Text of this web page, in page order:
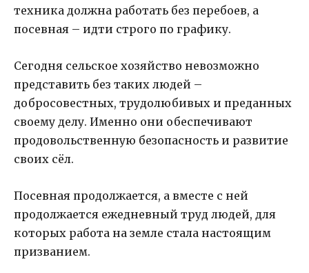
техника должна работать без перебоев, а
посевная – идти строго по графику.
Сегодня сельское хозяйство невозможно
представить без таких людей –
добросовестных, трудолюбивых и преданных
своему делу. Именно они обеспечивают
продовольственную безопасность и развитие
своих сёл.
Посевная продолжается, а вместе с ней
продолжается ежедневный труд людей, для
которых работа на земле стала настоящим
призванием.